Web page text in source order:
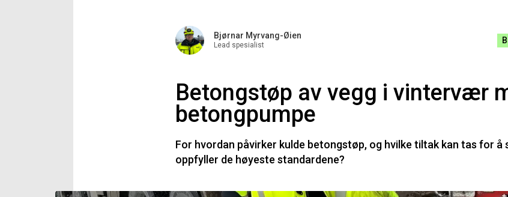
Bjørnar Myrvang-Øien
Lead spesialist
Betongstøp av vegg i vintervær
betongpumpe
For hvordan påvirker kulde betongstøp, og hvilke tiltak kan tas for
oppfyller de høyeste standardene?